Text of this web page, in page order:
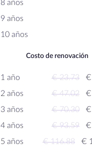
8 años
9 años
10 años
Costo de renovación
1 año € 23.73
€
2 años
€ 47.02
€
3 años
€ 70.30
€
4 años
€ 93.59
€
5 años
€ 116.88
€